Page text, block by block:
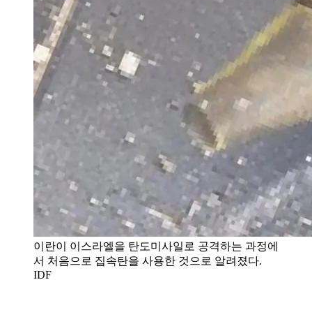
이란이 이스라엘을 탄도미사일로 공격하는 과정에
서 처음으로 집속탄을 사용한 것으로 알려졌다.
IDF